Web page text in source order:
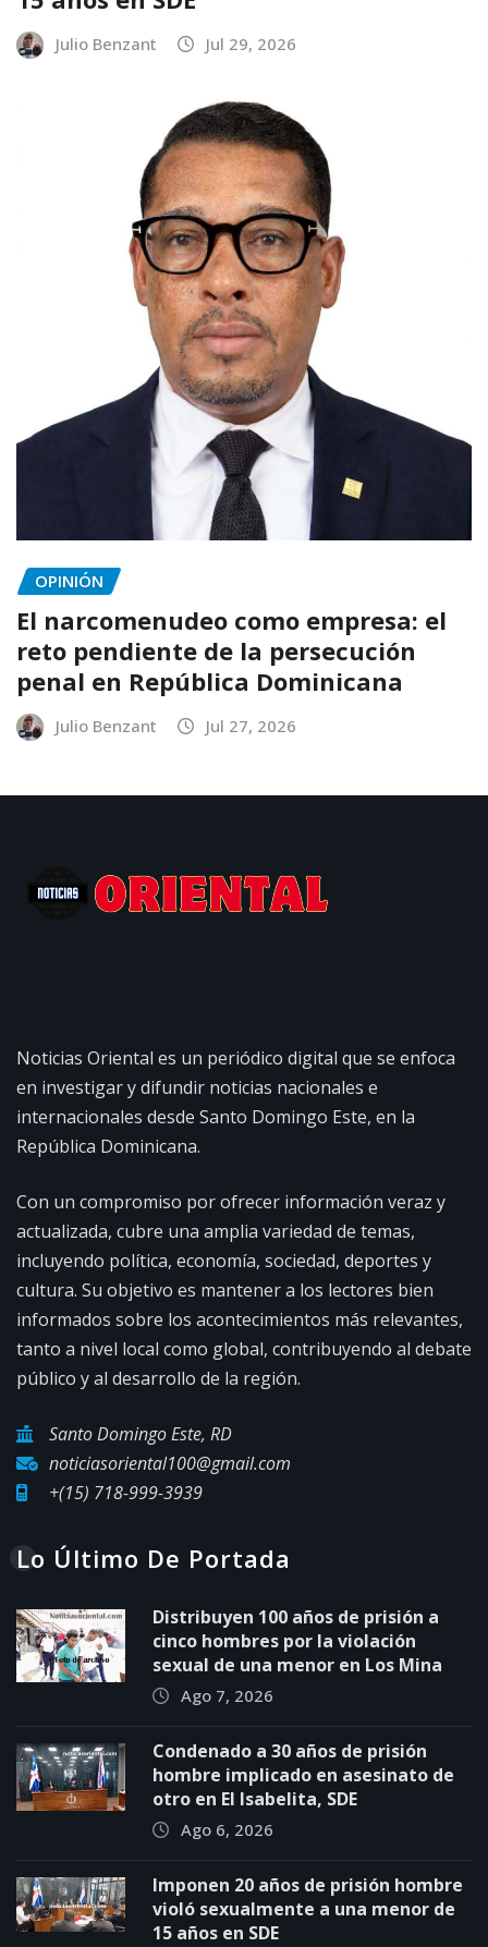
Julio Benzant Jul 29, 2026
OPINIÓN
El narcomenudeo como empresa: el
reto pendiente de la persecución
penal en República Dominicana
Julio Benzant Jul 27, 2026
Noticias Oriental es un periódico digital que se enfoca
en investigar y difundir noticias nacionales e
internacionales desde Santo Domingo Este, en la
República Dominicana.
Con un compromiso por ofrecer información veraz y
actualizada, cubre una amplia variedad de temas,
incluyendo política, economía, sociedad, deportes y
cultura. Su objetivo es mantener a los lectores bien
informados sobre los acontecimientos más relevantes,
tanto a nivel local como global, contribuyendo al debate
público y al desarrollo de la región.
Santo Domingo Este, RD
noticiasoriental100@gmail.com
+(15) 718-999-3939
Lo Último De Portada
Distribuyen 100 años de prisión a
cinco hombres por la violación
sexual de una menor en Los Mina
Ago 7, 2026
Condenado a 30 años de prisión
hombre implicado en asesinato de
otro en El Isabelita, SDE
Ago 6, 2026
Imponen 20 años de prisión hombre
violó sexualmente a una menor de
15 años en SDE